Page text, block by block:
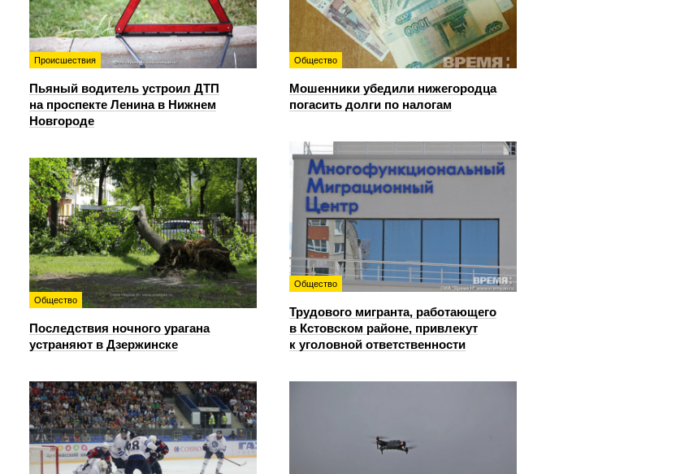
Происшествия
Пьяный водитель устроил ДТП
на проспекте Ленина в Нижнем
Новгороде
Общество
Мошенники убедили нижегородца
погасить долги по налогам
Общество
Трудового мигранта, работающего
в Кстовском районе, привлекут
к уголовной ответственности
Общество
Последствия ночного урагана
устраняют в Дзержинске